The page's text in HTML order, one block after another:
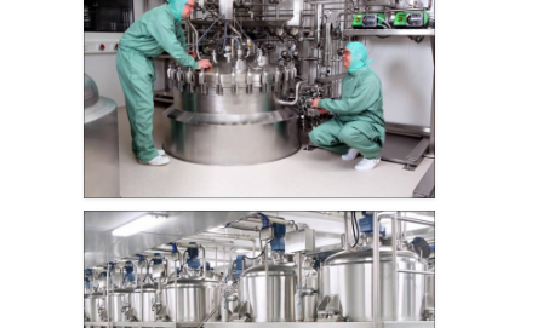
怎么用高剪切乳化机加工涂料【强
忠机械】
强忠机械】高剪切乳化机采用特殊设计的转子
和定子组合，在电机的高速驱动下，让被加工
物料吸入转子，在短时间内承受几十…
食品生产设备
制药生产设备